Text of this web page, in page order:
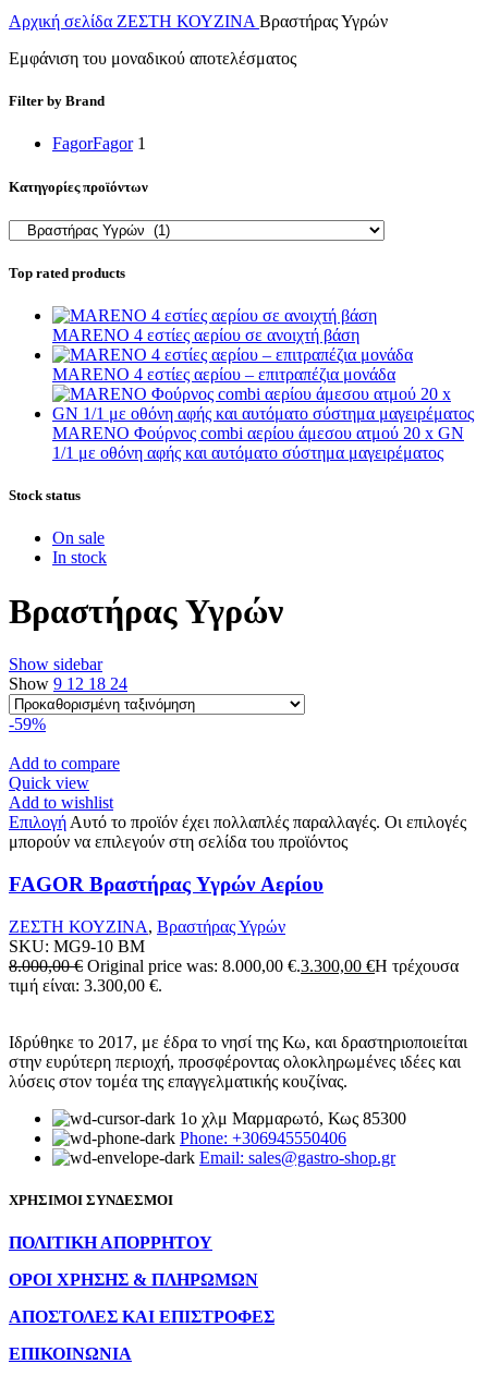
Αρχική σελίδα ΖΕΣΤΗ ΚΟΥΖΙΝΑ Βραστήρας Υγρών
Εμφάνιση του μοναδικού αποτελέσματος
Filter by Brand
FagorFagor 1
Κατηγορίες προϊόντων
Top rated products
MARENO 4 εστίες αερίου σε ανοιχτή βάση
MARENO 4 εστίες αερίου – επιτραπέζια μονάδα
MARENO Φούρνος combi αερίου άμεσου ατμού 20 x GN
1/1 με οθόνη αφής και αυτόματο σύστημα μαγειρέματος
Stock status
On sale
In stock
Βραστήρας Υγρών
Show sidebar
Show 9 12 18 24
-59%
Add to compare
Quick view
Add to wishlist
Επιλογή Αυτό το προϊόν έχει πολλαπλές παραλλαγές. Οι επιλογές
μπορούν να επιλεγούν στη σελίδα του προϊόντος
FAGOR Βραστήρας Υγρών Αερίου
ΖΕΣΤΗ ΚΟΥΖΙΝΑ, Βραστήρας Υγρών
SKU: MG9-10 BM
8.000,00€ Original price was: 8.000,00 €.3.300,00 €Η τρέχουσα
τιμή είναι: 3.300,00 €.
Ιδρύθηκε το 2017, με έδρα το νησί της Κω, και δραστηριοποιείται
στην ευρύτερη περιοχή, προσφέροντας ολοκληρωμένες ιδέες και
λύσεις στον τομέα της επαγγελματικής κουζίνας.
1ο χλμ Μαρμαρωτό, Κως 85300
Phone: +306945550406
Email: sales@gastro-shop.gr
ΧΡΗΣΙΜΟΙ ΣΥΝΔΕΣΜΟΙ
ΠΟΛΙΤΙΚΗ ΑΠΟΡΡΗΤΟΥ
ΟΡΟΙ ΧΡΗΣΗΣ & ΠΛΗΡΩΜΩΝ
ΑΠΟΣΤΟΛΕΣ ΚΑΙ ΕΠΙΣΤΡΟΦΕΣ
ΕΠΙΚΟΙΝΩΝΙΑ